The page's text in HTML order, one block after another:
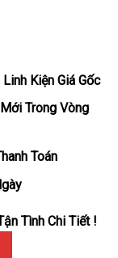
Kiện Giá Gốc
Trong Vòng
Toán
Tình Chi Tiết !
Mặt Số XX Replica